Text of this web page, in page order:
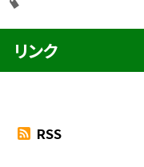
リンク
RSS